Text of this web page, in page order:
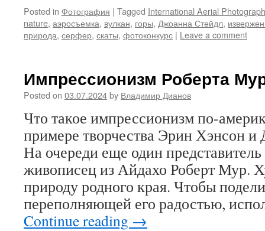
Posted in Фотография | Tagged International Aerial
nature, аэросъемка, вулкан, горы, Джоанна Стейдл,
природа, серфер, скаты, фотоконкурс | Leave a comment
Импрессионизм Роберта
Posted on 03.07.2024by Владимир Дианов
Что такое импрессионизм по-
примере творчества Эрин Хэнсон
На очереди еще один
живописец из Айдахо Роберт Мур.
природу родного края. Чтобы
переполняющей его радостью,
Continue reading →